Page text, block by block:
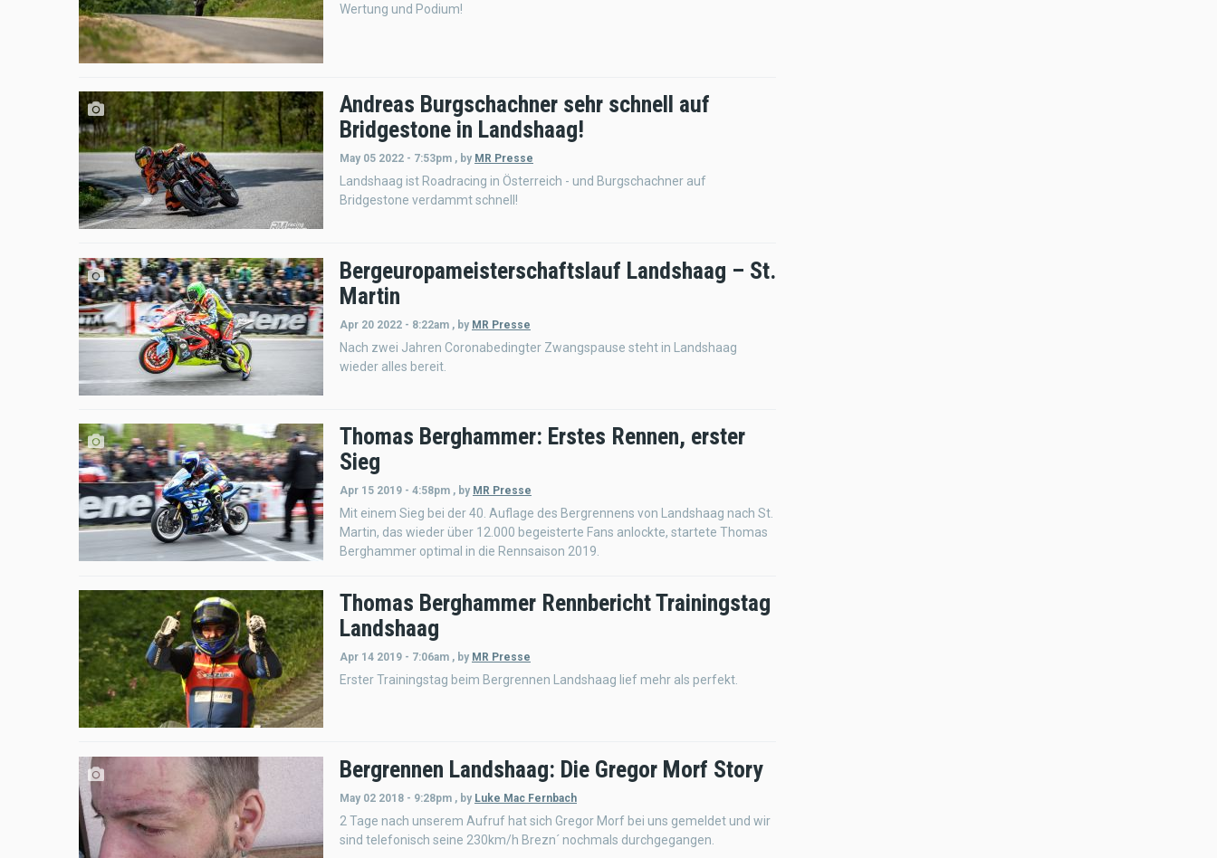
Wertung und Podium!
Andreas Burgschachner sehr schnell auf
Bridgestone in Landshaag!
May 05 2022 - 7:53pm , by MR Presse
Landshaag ist Roadracing in Österreich - und Burgschachner auf
Bridgestone verdammt schnell!
Bergeuropameisterschaftslauf Landshaag – St.
Martin
Apr 20 2022 - 8:22am , by MR Presse
Nach zwei Jahren Coronabedingter Zwangspause steht in Landshaag
wieder alles bereit.
Thomas Berghammer: Erstes Rennen, erster
Sieg
Apr 15 2019 - 4:58pm , by MR Presse
Mit einem Sieg bei der 40. Auflage des Bergrennens von Landshaag nach St.
Martin, das wieder über 12.000 begeisterte Fans anlockte, startete Thomas
Berghammer optimal in die Rennsaison 2019.
Thomas Berghammer Rennbericht Trainingstag
Landshaag
Apr 14 2019 - 7:06am , by MR Presse
Erster Trainingstag beim Bergrennen Landshaag lief mehr als perfekt.
Bergrennen Landshaag: Die Gregor Morf Story
May 02 2018 - 9:28pm , by Luke Mac Fernbach
2 Tage nach unserem Aufruf hat sich Gregor Morf bei uns gemeldet und wir
sind telefonisch seine 230km/h Brezn´ nochmals durchgegangen.